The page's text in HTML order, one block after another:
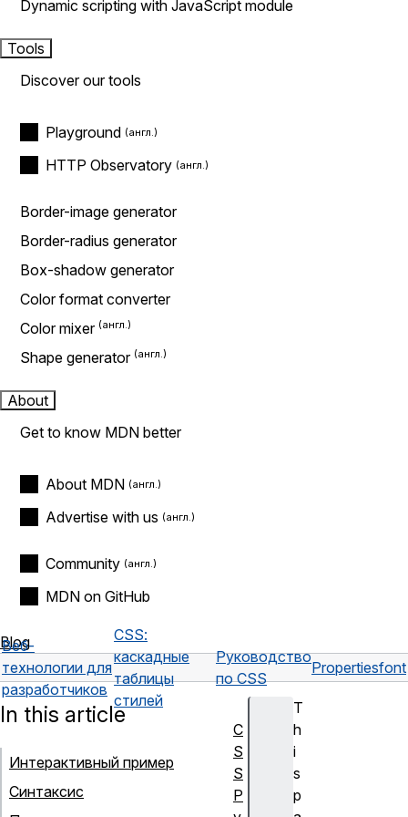
Dynamic scripting with JavaScript module
Tools
Discover our tools
Playground
HTTP Observatory
Border-image generator
Border-radius generator
Box-shadow generator
Color format converter
Color mixer
Shape generator
About
Get to know MDN better
About MDN
Advertise with us
Community
MDN on GitHub
Blog
Веб-
технологии для
разработчиков
CSS:
каскадные
таблицы
стилей
Руководство
по CSS
Propertiesfont
T
h
i
s
p
In this article
Интерактивный пример
Синтаксис
C
S
S
Р